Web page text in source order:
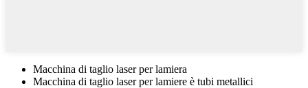
Macchina di taglio laser per lamiera
Macchina di taglio laser per lamiere è tubi metallici